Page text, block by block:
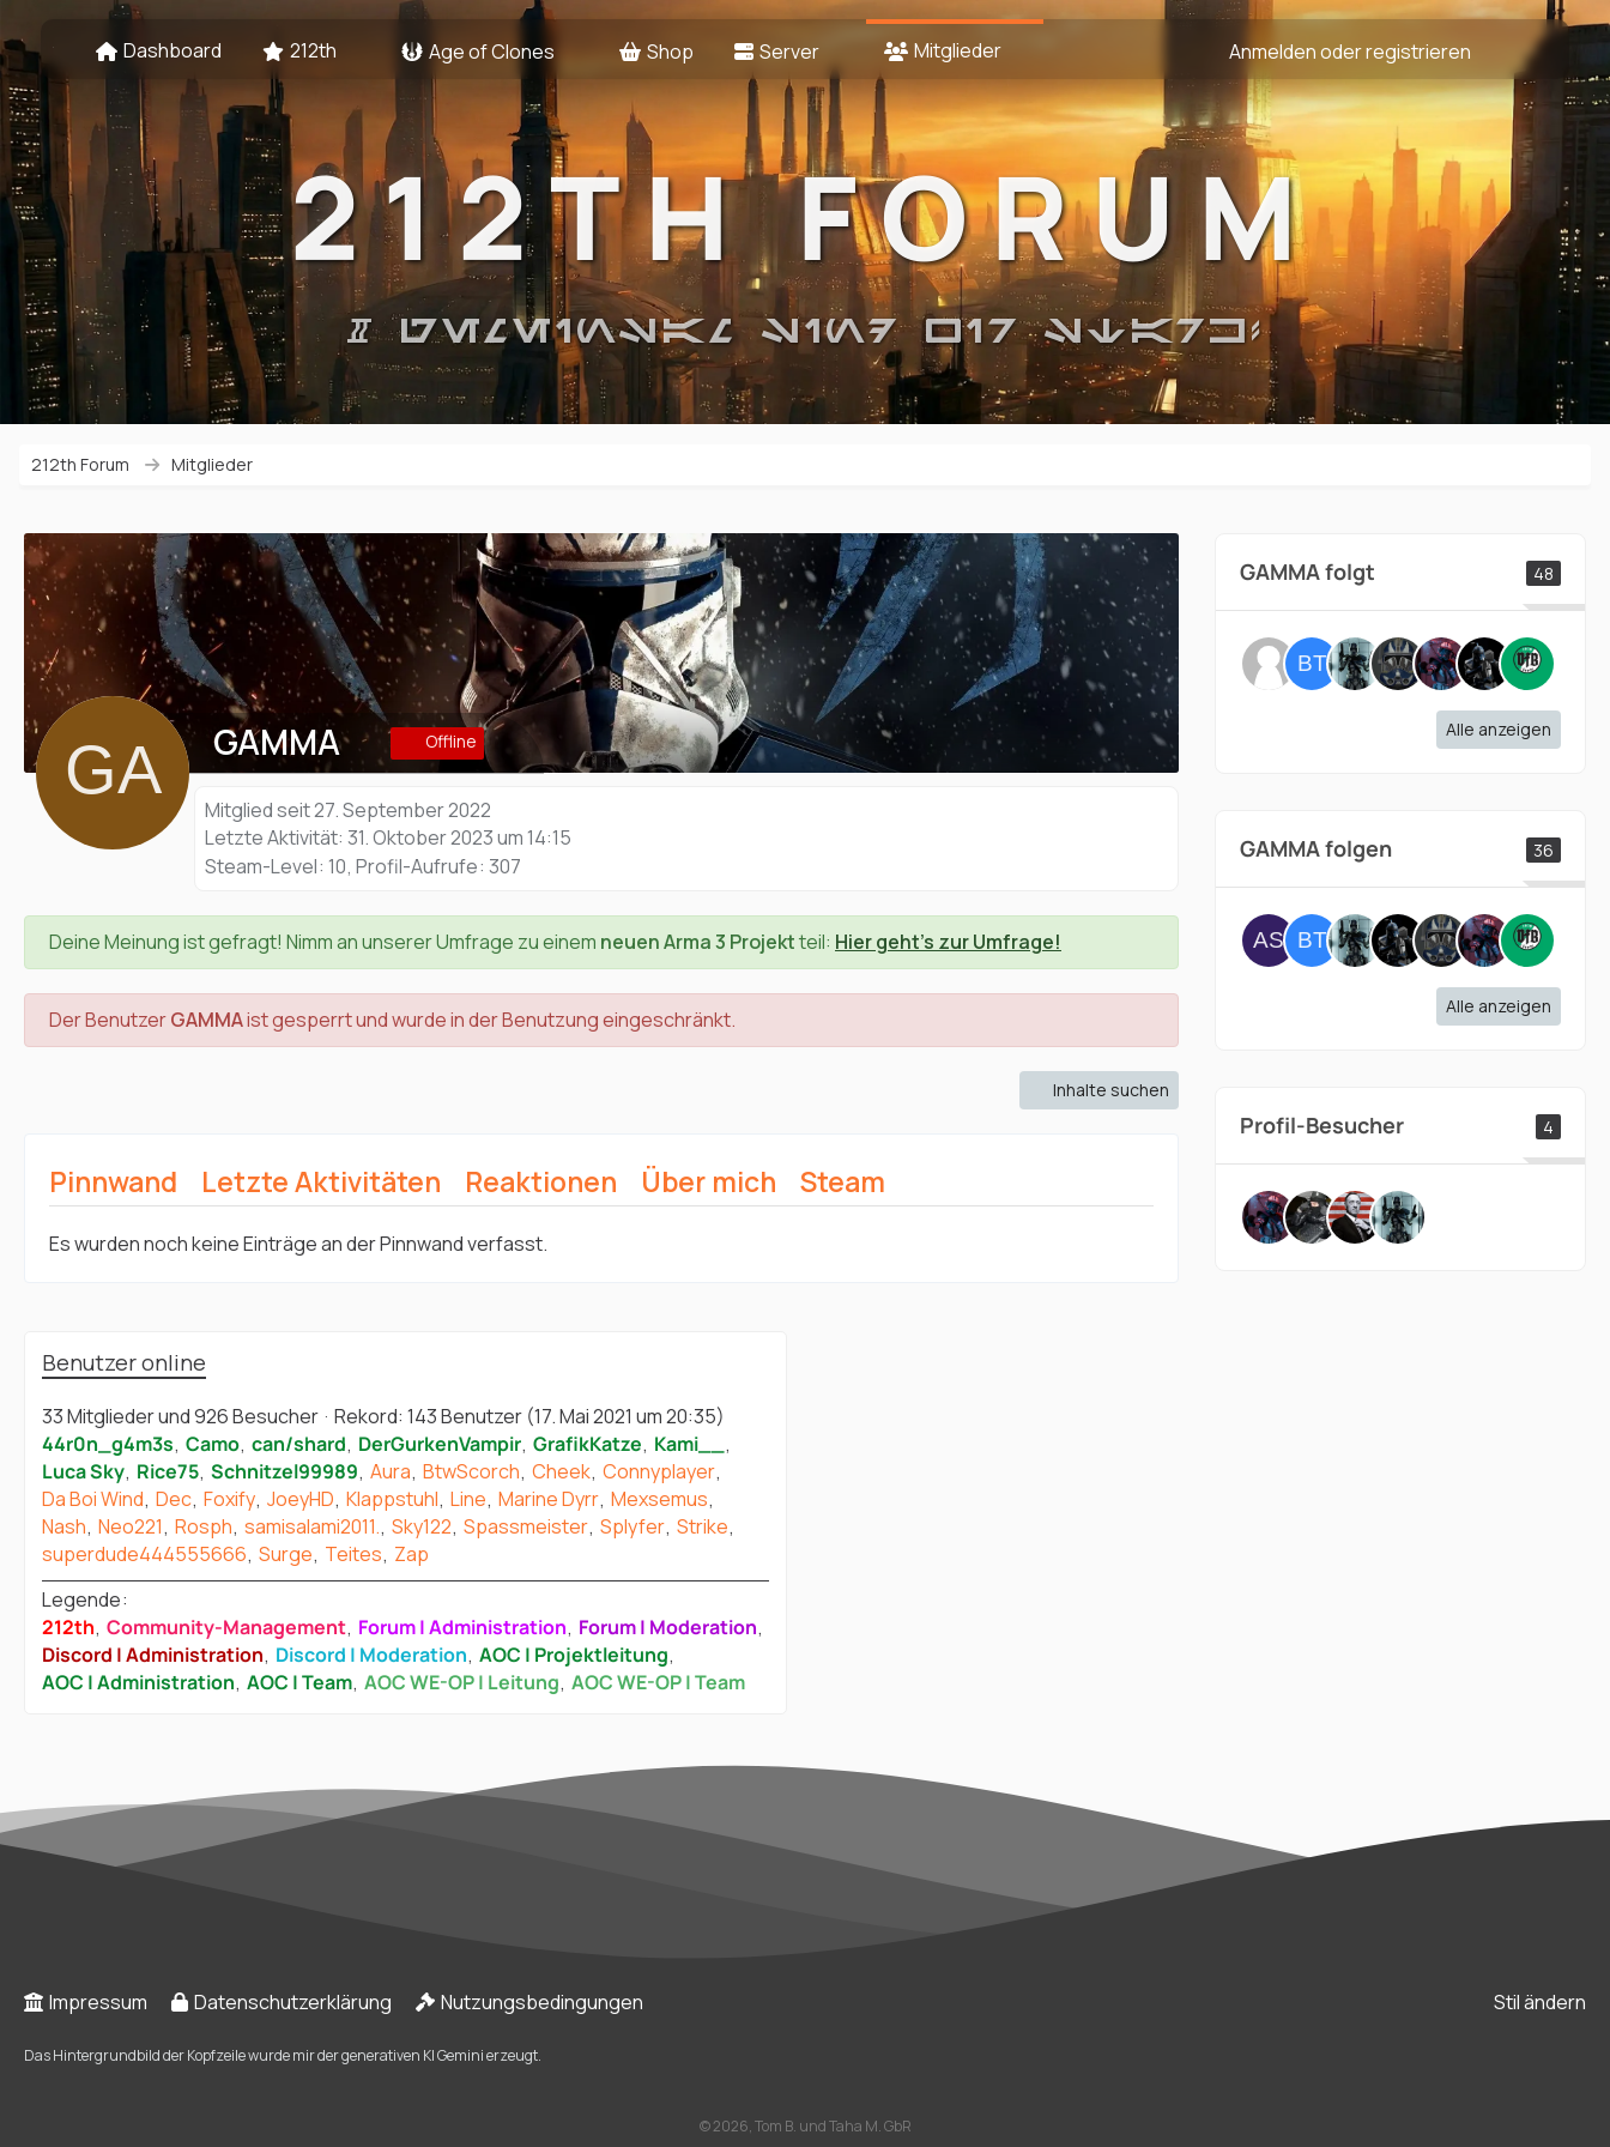
Dashboard 212th Age of Clones Shop Server Mitglieder Anmelden oder registrieren
212TH FORUM
# GEMEINSAM SIND WIR STARK!
212th Forum Mitglieder
GAMMA Offline
Mitglied seit 27. September 2022
Letzte Aktivität: 31. Oktober 2023 um 14:15
Steam-Level 10 Profil-Aufrufe 307
Deine Meinung ist gefragt! Nimm an unserer Umfrage zu einem neuen Arma 3 Projektteil: Hier geht's zur Umfrage!
Der BenutzerGAMMAist gesperrt und wurde in der Benutzung eingeschränkt.
Inhalte suchen
Pinnwand Letzte Aktivitäten Reaktionen Über mich Steam
Es wurden noch keine Einträge an der Pinnwand verfasst.
GAMMA folgt 48
Alle anzeigen
GAMMA folgen 36
Alle anzeigen
Profil-Besucher 4
Benutzer online
33 Mitglieder und 926 Besucher Rekord: 143 Benutzer (17. Mai 2021 um 20:35)
44r0n_g4m3s Camo can/shard DerGurkenVampir GrafikKatze Kami__
Luca Sky Rice75 Schnitzel99989 Aura BtwScorch Cheek Connyplayer
Da Boi Wind Dec Foxify JoeyHD Klappstuhl Line Marine Dyrr Mexsemus
Nash Neo221 Rosph samisalami2011. Sky122 Spassmeister Splyfer Strike
superdude444555666 Surge Teites Zap
Legende
212th Community-Management Forum | Administration Forum | Moderation
Discord | Administration Discord | Moderation AOC | Projektleitung
AOC | Administration AOC | Team AOC WE-OP | Leitung AOC WE-OP | Team
Stil ändern
Impressum Datenschutzerklärung Nutzungsbedingungen
Das Hintergrundbild der Kopfzeile wurde mir der generativen KI Gemini erzeugt.
©2026, Tom B. und Taha M. GbR